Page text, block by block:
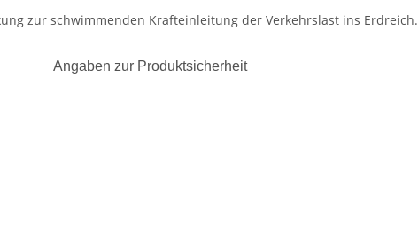
zur schwimmenden Krafteinleitung der Verkehrslast ins Erdreich.
Angaben zur Produktsicherheit